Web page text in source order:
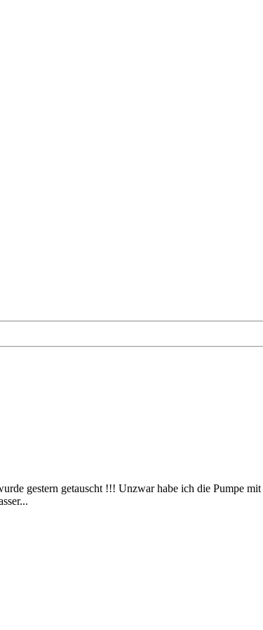
gestern getauscht !!! Unzwar habe ich die Pumpe